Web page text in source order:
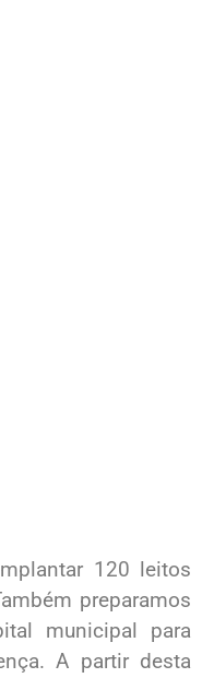
120 leitos
preparamos
municipal para
A partir desta